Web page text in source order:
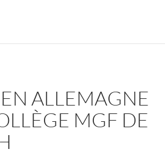
ALLEMAGNE
MGF DE